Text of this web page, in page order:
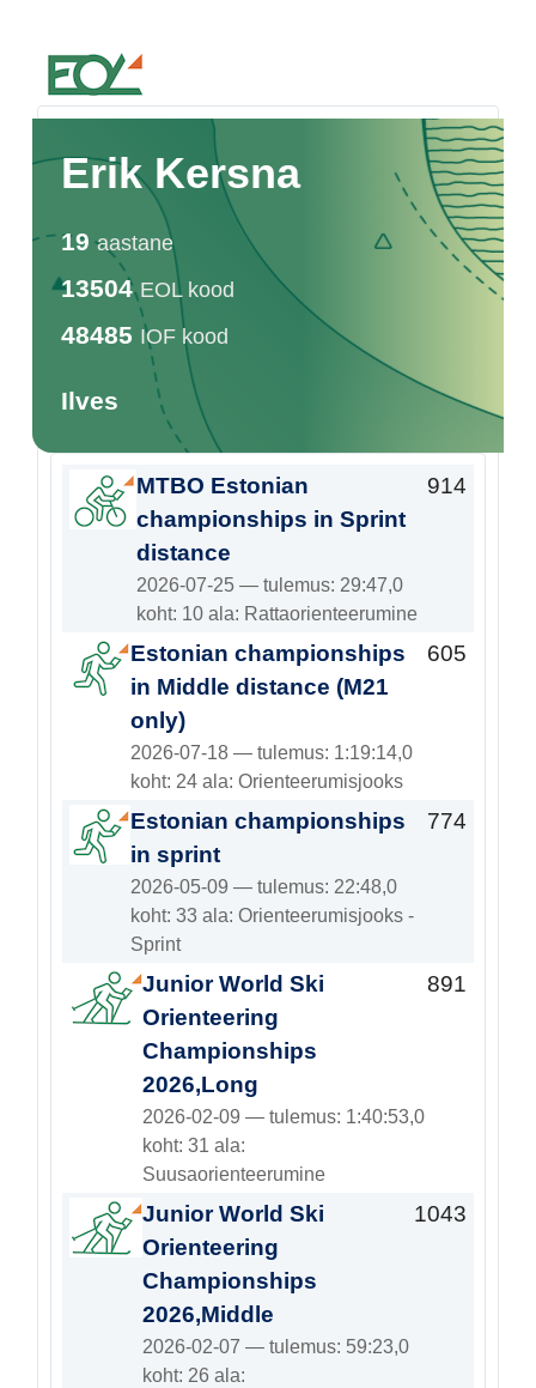
Estonian Orienteering Federation
Erik Kersna
19aastane
13504 EOL kood
48485 IOF kood
Ilves
MTBO Estonian
championships in Sprint
distance
2026-07-25 — tulemus: 29:47,0
koht: 10 ala: Rattaorienteerumine
914
Estonian championships
in Middle distance (M21
only)
2026-07-18 — tulemus: 1:19:14,0
koht: 24 ala: Orienteerumisjooks
605
Estonian championships
in sprint
2026-05-09 — tulemus: 22:48,0
koht: 33 ala: Orienteerumisjooks -
Sprint
774
Junior World Ski
Orienteering
Championships
2026,Long
2026-02-09 — tulemus: 1:40:53,0
koht: 31 ala:
Suusaorienteerumine
891
Junior World Ski
Orienteering
Championships
2026,Middle
2026-02-07 — tulemus: 59:23,0
koht: 26 ala:
1043